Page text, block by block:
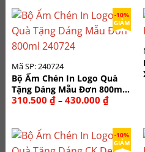
đến
310.000
-10%
GIẢM
Mã SP: 240724
Bộ Ấm Chén In Logo Quà
Tặng Dáng Mẫu Đơn 800ml
240724
310.500 ₫ – 430.000 ₫Khoảng
giá:
đến
430.000
-10%
GIẢM